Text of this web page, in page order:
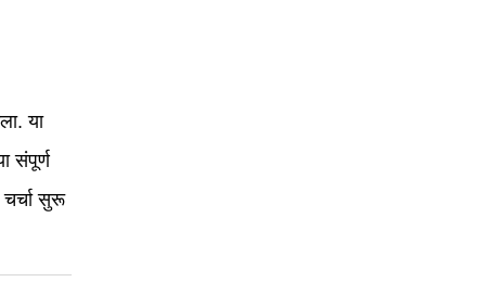
या
संपूर्ण
चर्चा सुरू